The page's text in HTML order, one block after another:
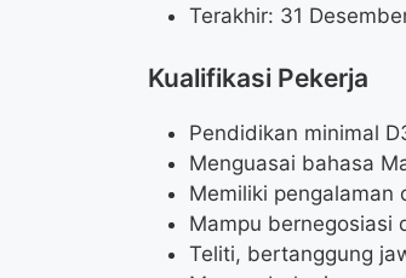
Terakhir: 31
Kualifikasi Pekerja
Pendidikan minimal
Menguasai bahasa
Memiliki pengalaman
Mampu bernegosiasi
Teliti, bertanggung